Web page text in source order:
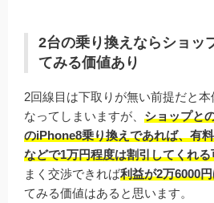
2台の乗り換えならショッ
てみる価値あり
2回線目は下取りが無い前提だと
なってしまいますが、 ショップと
のiPhone8乗り換えであれば、有
などで1万円程度は割引してくれ
まく交渉できれば利益が2万6000
てみる価値はあると思います。